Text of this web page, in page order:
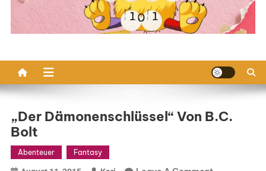
„Der Dämonenschlüssel“ Von B.C.
Bolt
Abenteuer Fantasy